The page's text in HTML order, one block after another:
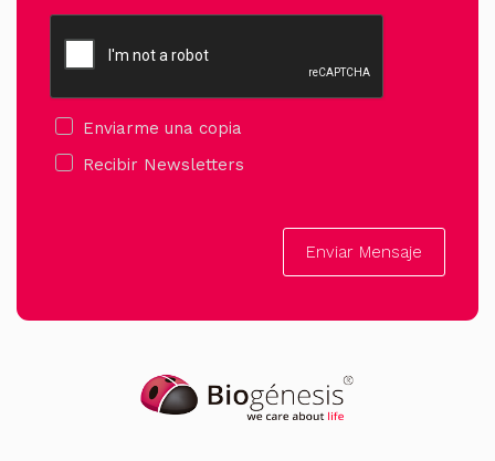
Enviarme una copia
Recibir Newsletters
Enviar Mensaje